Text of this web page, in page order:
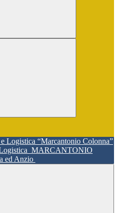
MARCANTONIO
ed Anzio